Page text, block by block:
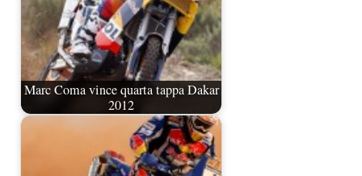
Marc Coma vince quarta tappa Dakar
2012